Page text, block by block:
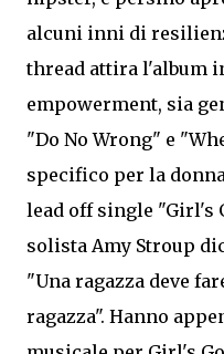
alcuni inni di
thread attira l'album
empowerment, sia
"Do No Wrong" e
specifico per la
lead off single "Girl's
solista Amy Stroup
"Una ragazza deve
ragazza". Hanno